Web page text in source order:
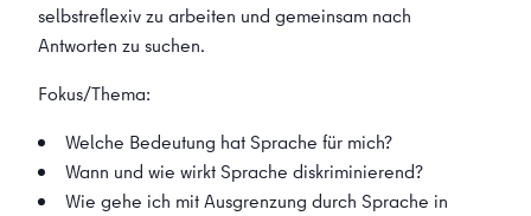
selbstreflexiv zu arbeiten und gemeinsam nach
Antworten zu suchen.
Fokus/Thema:
Welche Bedeutung hat Sprache für mich?
Wann und wie wirkt Sprache diskriminierend?
Wie gehe ich mit Ausgrenzung durch Sprache in